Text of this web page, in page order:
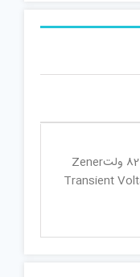
توضیحات : دیود تی وی اس دو طرفه 82 ولتZener
Transient